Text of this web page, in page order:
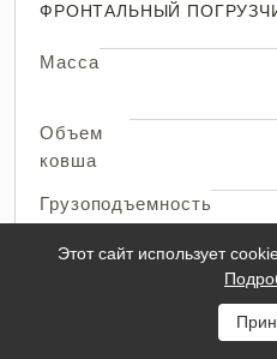
ФРОНТАЛЬНЫЙ
Масса
Объем
ковша
Грузоподъемность
Этот сайт использует